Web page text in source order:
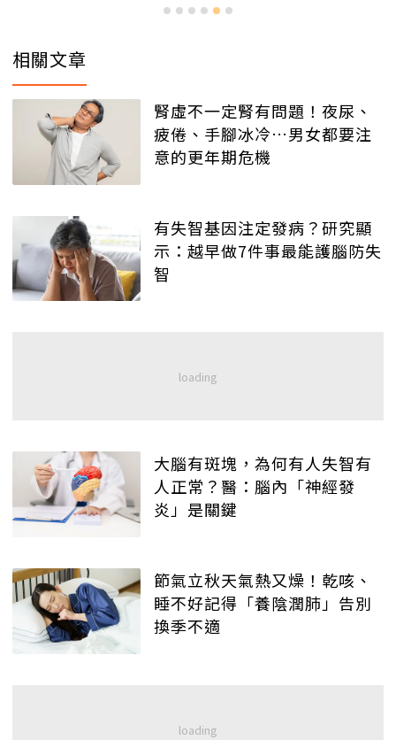
相關文章
腎虛不一定腎有問題！夜尿、
疲倦、手腳冰冷…男女都要注
意的更年期危機
有失智基因注定發病？研究顯
示：越早做7件事最能護腦防失
智
大腦有斑塊，為何有人失智有
人正常？醫：腦內「神經發
炎」是關鍵
節氣立秋天氣熱又燥！乾咳、
睡不好記得「養陰潤肺」告別
換季不適